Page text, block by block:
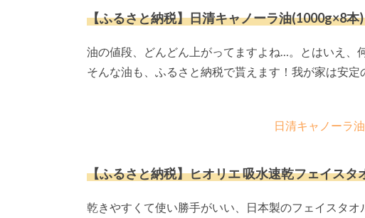
【ふるさと納税】日清キャノーラ油(1000g×8
油の値段、どんどん上がってますよね…。とはいえ、
そんな油も、ふるさと納税で貰えます！我が家は安定
日清キャノーラ
【ふるさと納税】ヒオリエ 吸水速乾フェイス
乾きやすくて使い勝手がいい、日本製のフェイスタオ